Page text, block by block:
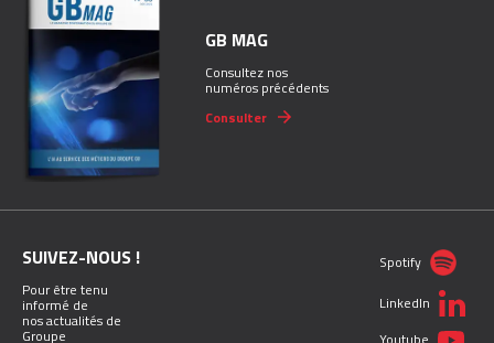
GB MAG
Consultez nos
numéros précédents
Consulter
SUIVEZ-NOUS !
Pour être tenu
informé de
nos actualités de
Groupe
Spotify
LinkedIn